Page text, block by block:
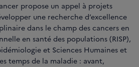
propose un appel à projets
une recherche d’excellence
dans le champ des cancers en
en santé des populations (RISP),
et Sciences Humaines et
temps de la maladie : avant,